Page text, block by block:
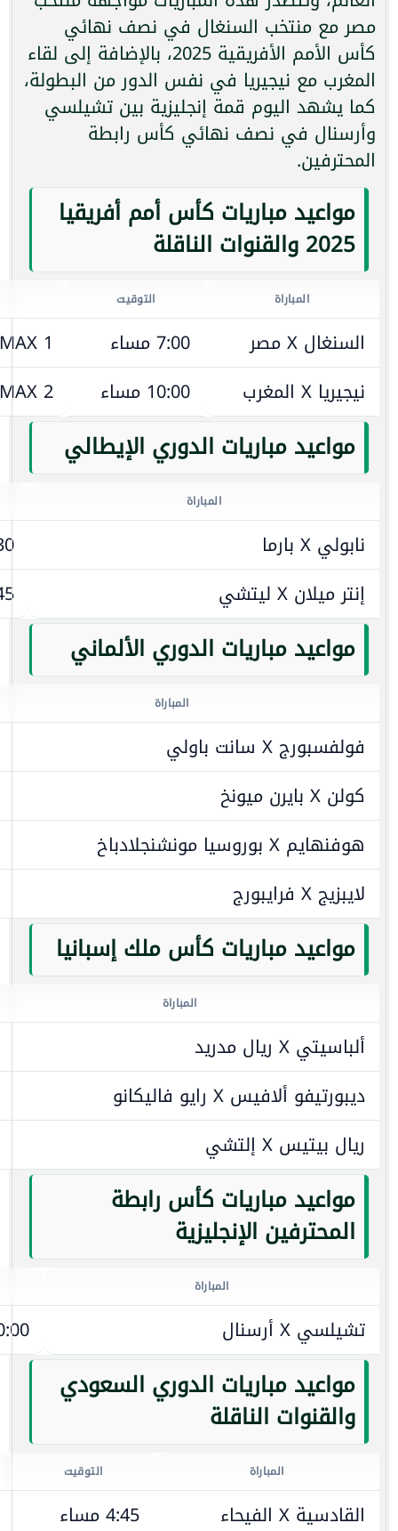
مصر مع منتخب السنغال في نصف نهائي
كأس الأمم الأفريقية 2025، بالإضافة إلى لقاء
المغرب مع نيجيريا في نفس الدور من البطولة،
كما يشهد اليوم قمة إنجليزية بين تشيلسي
وأرسنال في نصف نهائي كأس رابطة
المحترفين.
مواعيد مباريات كأس أمم أفريقيا
2025 والقنوات الناقلة
المباراة التوقيت
السنغال X مصر 7:00 مساء
1
نيجيريا X المغرب
10:00 مساء 2
مواعيد مباريات الدوري الإيطالي
المباراة
نابولي X بارما
إنتر ميلان X ليتشي
مواعيد مباريات الدوري الألماني
المباراة
فولفسبورج X سانت باولي
كولن X بايرن ميونخ
هوفنهايم X بوروسيا مونشنجلادباخ
لايبزيج X فرايبورج
مواعيد مباريات كأس ملك إسبانيا
المباراة
ألباسيتي X ريال مدريد
ديبورتيفو ألافيس X رايو فاليكانو
ريال بيتيس X إلتشي
مواعيد مباريات كأس رابطة
المحترفين الإنجليزية
المباراة
تشيلسي X أرسنال 10:00
مواعيد مباريات الدوري السعودي
والقنوات الناقلة
المباراة التوقيت
القادسية X الفيحاء 4:45 مساء